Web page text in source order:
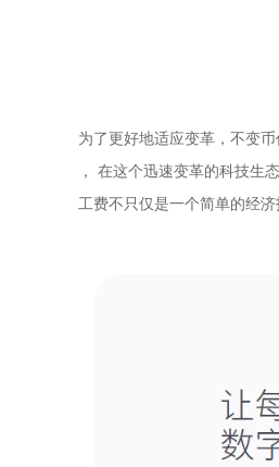
为了更好地适应变革，不变
， 在这个迅速变革的科技生
工费不只仅是一个简单的经济